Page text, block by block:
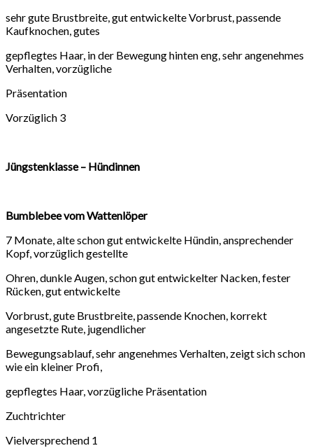
sehr gute Brustbreite, gut entwickelte Vorbrust, passende
Kaufknochen, gutes
gepflegtes Haar, in der Bewegung hinten eng, sehr angenehmes
Verhalten, vorzügliche
Präsentation
Vorzüglich 3
Jüngstenklasse – Hündinnen
Bumblebee vom Wattenlöper
7 Monate, alte schon gut entwickelte Hündin, ansprechender
Kopf, vorzüglich gestellte
Ohren, dunkle Augen, schon gut entwickelter Nacken, fester
Rücken, gut entwickelte
Vorbrust, gute Brustbreite, passende Knochen, korrekt
angesetzte Rute, jugendlicher
Bewegungsablauf, sehr angenehmes Verhalten, zeigt sich schon
wie ein kleiner Profi,
gepflegtes Haar, vorzügliche Präsentation
Zuchtrichter
Vielversprechend 1